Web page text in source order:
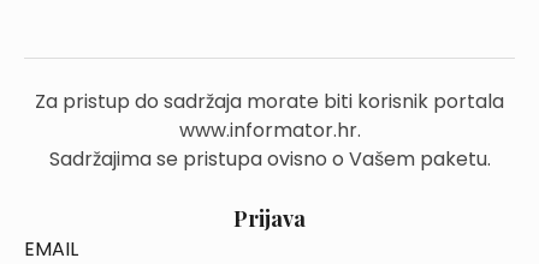
Za pristup do sadržaja morate biti korisnik portala
www.informator.hr.
Sadržajima se pristupa ovisno o Vašem paketu.
Prijava
EMAIL